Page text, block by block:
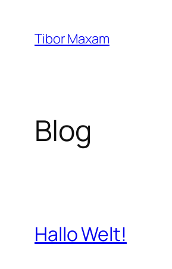
Inhalt
springen
Tibor Maxam
Blog
Hallo Welt!